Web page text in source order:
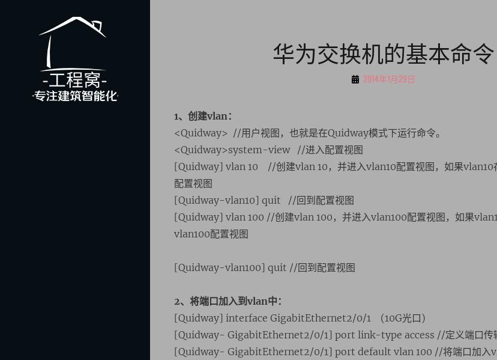
华为交换机的基本命令
By 2014年1月29日
1、创建vlan：
<Quidway> //用户视图，也就是在Quidway模式下运行命令。
<Quidway>system-view //进入配置视图
[Quidway] vlan 10 //创建vlan 10，并进入vlan10配置视图，如果vlan10
配置视图
[Quidway-vlan10] quit //回到配置视图
[Quidway] vlan 100 //创建vlan 100，并进入vlan100配置视图，如果
vlan100配置视图
[Quidway-vlan100] quit //回到配置视图
2、将端口加入到vlan中：
[Quidway] interface GigabitEthernet2/0/1 (10G光口)
[Quidway- GigabitEthernet2/0/1] port link-type access //定义端口传
[Quidway- GigabitEthernet2/0/1] port default vlan 100 //将端口加入
航